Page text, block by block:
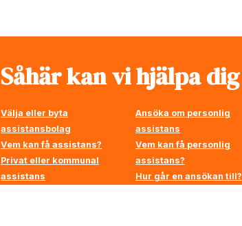
Såhär kan vi hjälpa dig
Välja eller byta
assistansbolag
Vem kan få assistans?
Privat eller kommunal
assistans
Ansöka om personlig
assistans
Vem kan få personlig
assistans?
Hur går en ansökan till?